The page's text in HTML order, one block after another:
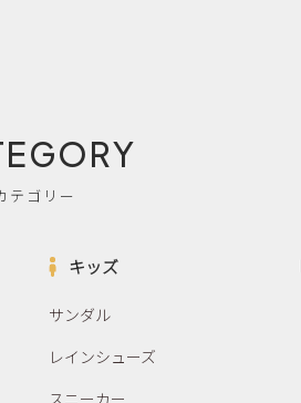
テゴリー
キッズ
サンダル
レインシューズ